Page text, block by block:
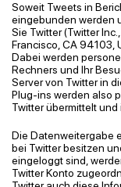
Soweit Tweets in
eingebunden werden
Sie Twitter (Twitter
Francisco, CA 94103,
Dabei werden
Rechners und Ihr
Server von Twitter in
Plug-ins werden also
Twitter übermittelt
Die Datenweitergabe
bei Twitter besitzen
eingeloggt sind,
Twitter Konto